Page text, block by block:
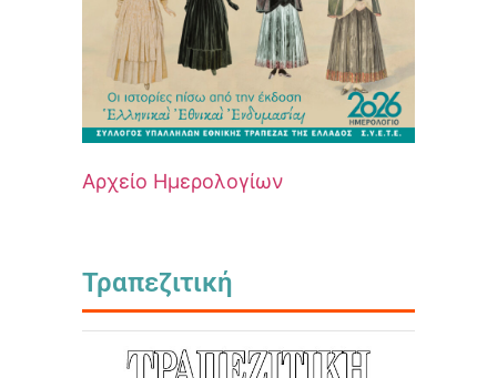
Αρχείο Ημερολογίων
Τραπεζιτική